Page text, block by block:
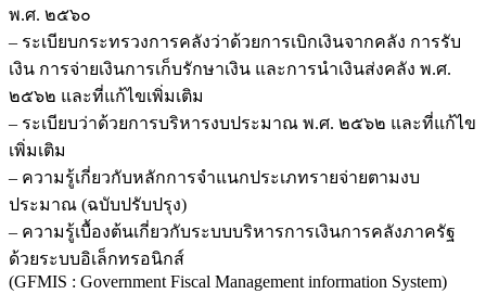
พ.ศ. ๒๕๖๐
– ระเบียบกระทรวงการคลังว่าด้วยการเบิกเงินจากคลัง การรับ
เงิน การจ่ายเงินการเก็บรักษาเงิน และการนำเงินส่งคลัง พ.ศ.
๒๕๖๒ และที่แก้ไขเพิ่มเติม
– ระเบียบว่าด้วยการบริหารงบประมาณ พ.ศ. ๒๕๖๒ และที่แก้ไข
เพิ่มเติม
– ความรู้เกี่ยวกับหลักการจำแนกประเภทรายจ่ายตามงบ
ประมาณ (ฉบับปรับปรุง)
– ความรู้เบื้องต้นเกี่ยวกับระบบบริหารการเงินการคลังภาครัฐ
ด้วยระบบอิเล็กทรอนิกส์
(GFMIS : Government Fiscal Management information System)